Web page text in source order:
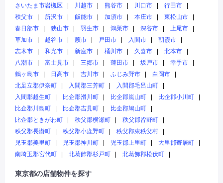
さいたま市岩槻区
川越市 熊谷市 川口市
行田市
秩父市
所沢市 飯能市 加須市 本庄市
東松山市
春日部市
狭山市 羽生市 鴻巣市 深谷市
上尾市
草加市
越谷市 蕨市 戸田市 入間市
朝霞市
志木市
和光市 新座市 桶川市 久喜市
北本市
八潮市
富士見市 三郷市 蓮田市 坂戸市
幸手市
鶴ヶ島市
日高市 吉川市 ふじみ野市
白岡市
北足立郡伊奈町
入間郡三芳町
入間郡毛呂山町
入間郡越生町
比企郡滑川町 比企郡嵐山町
比企郡小川町
比企郡川島町
比企郡吉見町
比企郡鳩山町
比企郡ときがわ町
秩父郡横瀬町
秩父郡皆野町
秩父郡長瀞町
秩父郡小鹿野町
秩父郡東秩父村
児玉郡美里町
児玉郡神川町 児玉郡上里町
大里郡寄居町
南埼玉郡宮代町
北葛飾郡杉戸町 北葛飾郡松伏町
東京都の店舗物件を探す